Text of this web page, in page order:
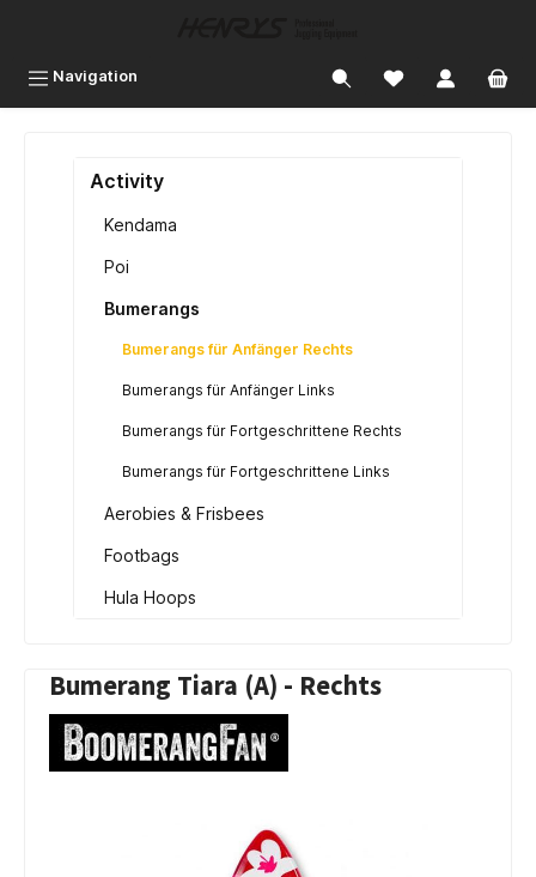
Navigation
Activity
Kendama
Poi
Bumerangs
Bumerangs für Anfänger Rechts
Bumerangs für Anfänger Links
Bumerangs für Fortgeschrittene Rechts
Bumerangs für Fortgeschrittene Links
Aerobies & Frisbees
Footbags
Hula Hoops
Bumerang Tiara (A) - Rechts